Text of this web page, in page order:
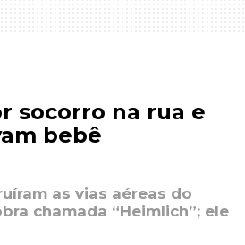
socorro na rua e
bebê
as vias aéreas do
chamada “Heimlich”; ele